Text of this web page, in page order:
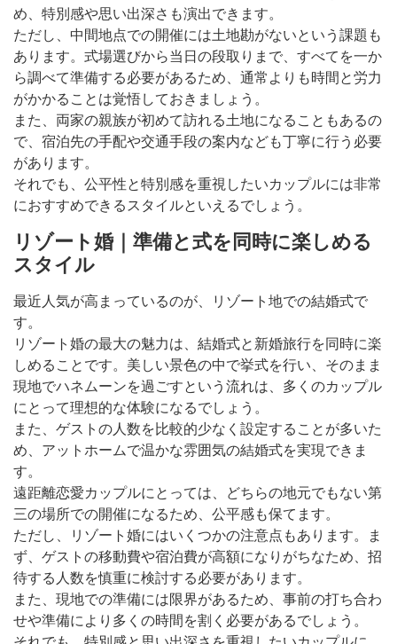
め、特別感や思い出深さも演出できます。
ただし、中間地点での開催には土地勘がないという課題も
あります。式場選びから当日の段取りまで、すべてを一か
ら調べて準備する必要があるため、通常よりも時間と労力
がかかることは覚悟しておきましょう。
また、両家の親族が初めて訪れる土地になることもあるの
で、宿泊先の手配や交通手段の案内なども丁寧に行う必要
があります。
それでも、公平性と特別感を重視したいカップルには非常
におすすめできるスタイルといえるでしょう。
リゾート婚｜準備と式を同時に楽しめる
スタイル
最近人気が高まっているのが、リゾート地での結婚式で
す。
リゾート婚の最大の魅力は、結婚式と新婚旅行を同時に楽
しめることです。美しい景色の中で挙式を行い、そのまま
現地でハネムーンを過ごすという流れは、多くのカップル
にとって理想的な体験になるでしょう。
また、ゲストの人数を比較的少なく設定することが多いた
め、アットホームで温かな雰囲気の結婚式を実現できま
す。
遠距離恋愛カップルにとっては、どちらの地元でもない第
三の場所での開催になるため、公平感も保てます。
ただし、リゾート婚にはいくつかの注意点もあります。ま
ず、ゲストの移動費や宿泊費が高額になりがちなため、招
待する人数を慎重に検討する必要があります。
また、現地での準備には限界があるため、事前の打ち合わ
せや準備により多くの時間を割く必要があるでしょう。